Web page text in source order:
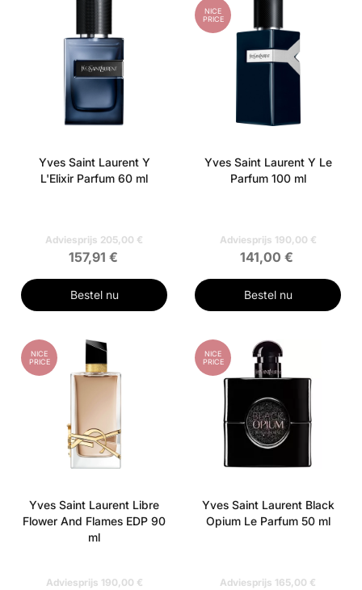
Yves Saint Laurent Y
L'Elixir Parfum 60 ml
Adviesprijs 205,00 €
157,91 €
Bestel nu
NICE
PRICE
Yves Saint Laurent Y Le
Parfum 100 ml
Adviesprijs 190,00 €
141,00 €
Bestel nu
NICE
PRICE
Yves Saint Laurent Libre
Flower And Flames EDP 90
ml
Adviesprijs 190,00 €
NICE
PRICE
Yves Saint Laurent Black
Opium Le Parfum 50 ml
Adviesprijs 165,00 €